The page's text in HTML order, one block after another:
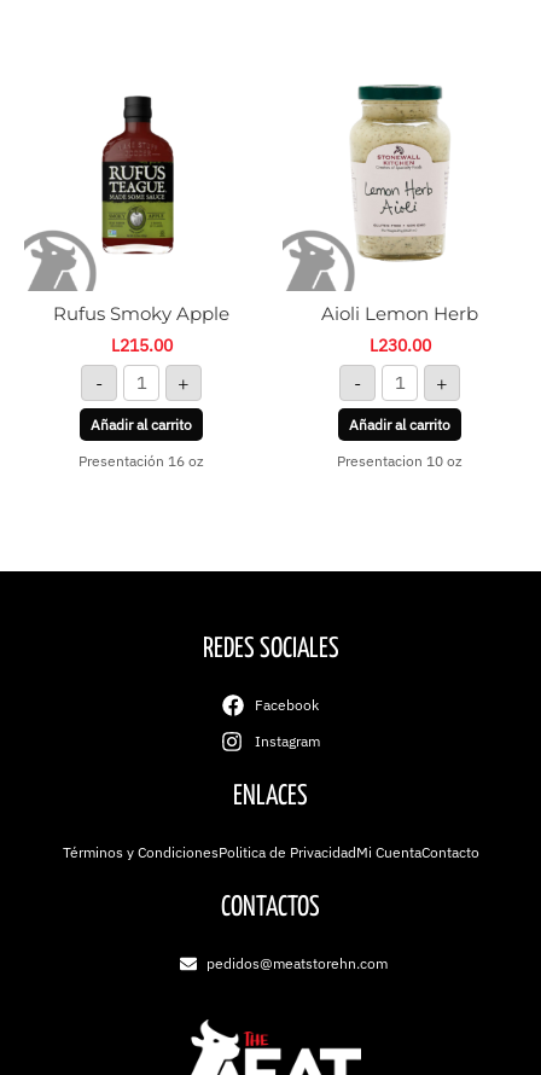
Rufus Smoky Apple
L215.00
-
cantidad
+
Añadir al carrito
Presentación 16 oz
Aioli Lemon Herb
L230.00
-
Herb
cantidad
+
Añadir al carrito
Presentacion 10 oz
CONTACTOS
pedidos@meatstorehn.com
ENLACES
Términos y CondicionesPolitica de PrivacidadMi CuentaContacto
REDES SOCIALES
Facebook
Instagram